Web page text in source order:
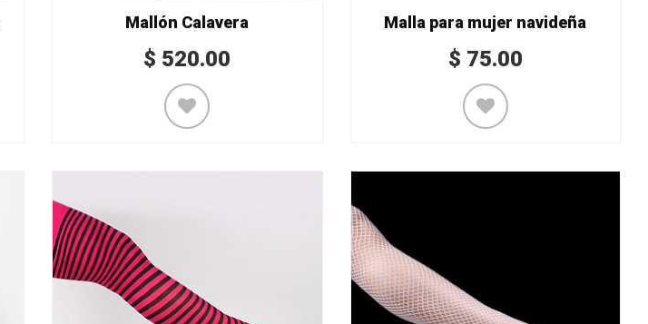
Mallón Calavera
$ 520.00
Malla para mujer navideña
$ 75.00